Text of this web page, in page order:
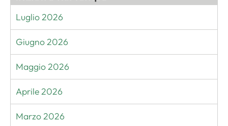
Luglio 2026
Giugno 2026
Maggio 2026
Aprile 2026
Marzo 2026